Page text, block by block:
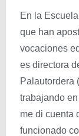
En la
que han
vocaciones
es directora
Palautordera
trabajando
me di cuenta
funcionado